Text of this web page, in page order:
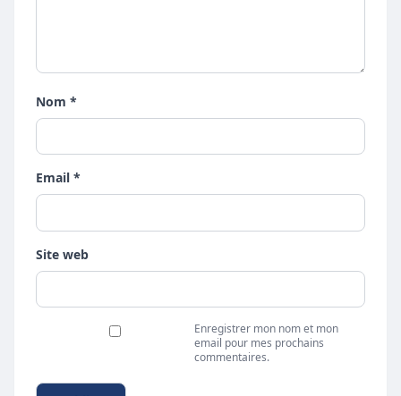
Nom *
Email *
Site web
Enregistrer mon nom et mon
email pour mes prochains
commentaires.